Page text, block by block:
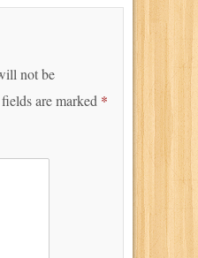
not be
are marked *